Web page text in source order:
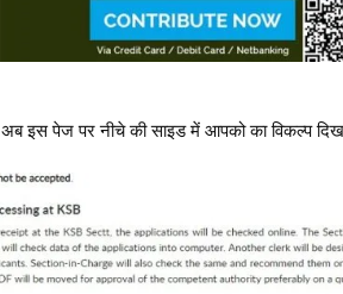
अब इस पेज पर नीचे की साइड में आपको का विकल्प